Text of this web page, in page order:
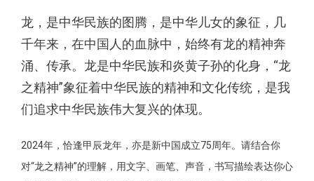
龙，是中华民族的图腾，是中华儿女的象征，几
千年来，在中国人的血脉中，始终有龙的精神奔
涌、传承。龙是中华民族和炎黄子孙的化身，“龙
之精神”象征着中华民族的精神和文化传统，是我
们追求中华民族伟大复兴的体现。
2024年，恰逢甲辰龙年，亦是新中国成立75周年。请结合你
对“龙之精神”的理解，用文字、画笔、声音，书写描绘表达你心